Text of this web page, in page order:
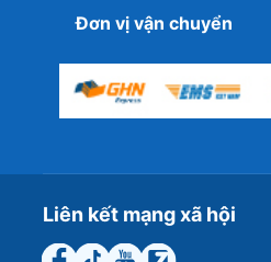
Đơn vị vận chuyển
Liên kết mạng xã hội